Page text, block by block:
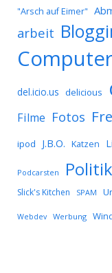
"Arsch auf Eimer"
arbeit
del.icio.us delicious
Filme Fotos
ipod J.B.O. Katzen
Podcarsten Politik
Slick's Kitchen SPAM
Webdev Werbung